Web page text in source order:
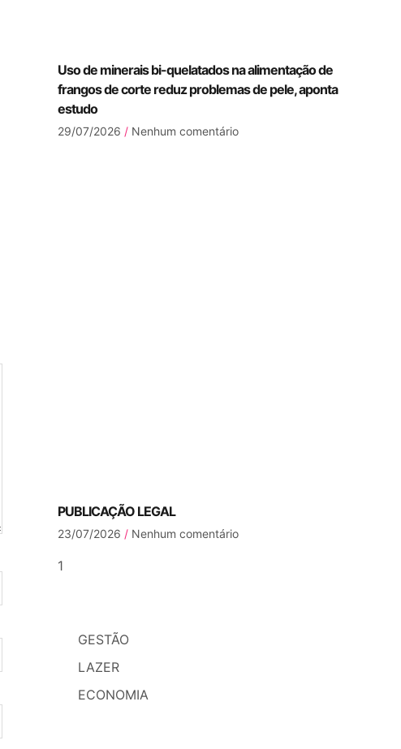
Uso de minerais bi-quelatados na alimentação de
frangos de corte reduz problemas de pele, aponta
estudo
29/07/2026 Nenhum comentário
PUBLICAÇÃO LEGAL
23/07/2026 Nenhum comentário
GESTÃO
LAZER
ECONOMIA